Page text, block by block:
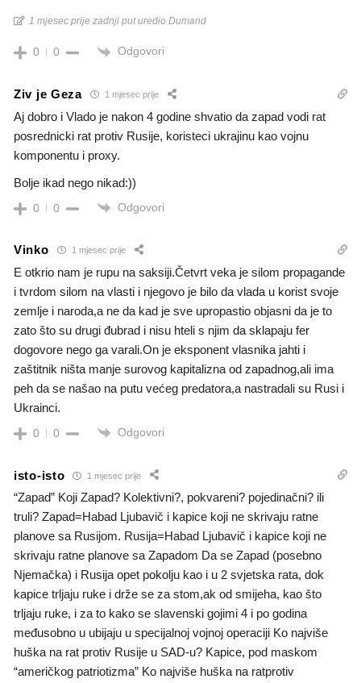
1 mjesec prije zadnji put uredio Dumand
0 0 Odgovori
Ziv je Geza 1 mjesec prije
Aj dobro i Vlado je nakon 4 godine shvatio da zapad vodi rat
posrednicki rat protiv Rusije, koristeci ukrajinu kao vojnu
komponentu i proxy.
Bolje ikad nego nikad:))
0 0 Odgovori
Vinko 1 mjesec prije
E otkrio nam je rupu na saksiji.Četvrt veka je silom propagande
i tvrdom silom na vlasti i njegovo je bilo da vlada u korist svoje
zemlje i naroda,a ne da kad je sve upropastio objasni da je to
zato što su drugi đubrad i nisu hteli s njim da sklapaju fer
dogovore nego ga varali.On je eksponent vlasnika jahti i
zaštitnik ništa manje surovog kapitalizna od zapadnog,ali ima
peh da se našao na putu većeg predatora,a nastradali su Rusi i
Ukrainci.
0 0 Odgovori
isto-isto 1 mjesec prije
“Zapad” Koji Zapad? Kolektivni?, pokvareni? pojedinačni? ili
truli? Zapad=Habad Ljubavič i kapice koji ne skrivaju ratne
planove sa Rusijom. Rusija=Habad Ljubavič i kapice koji ne
skrivaju ratne planove sa Zapadom Da se Zapad (posebno
Njemačka) i Rusija opet pokolju kao i u 2 svjetska rata, dok
kapice trljaju ruke i drže se za stom,ak od smijeha, kao što
trljaju ruke, i za to kako se slavenski gojimi 4 i po godina
međusobno u ubijaju u specijalnoj vojnoj operaciji Ko najviše
huška na rat protiv Rusije u SAD-u? Kapice, pod maskom
“američkog patriotizma” Ko najviše huška na ratprotiv